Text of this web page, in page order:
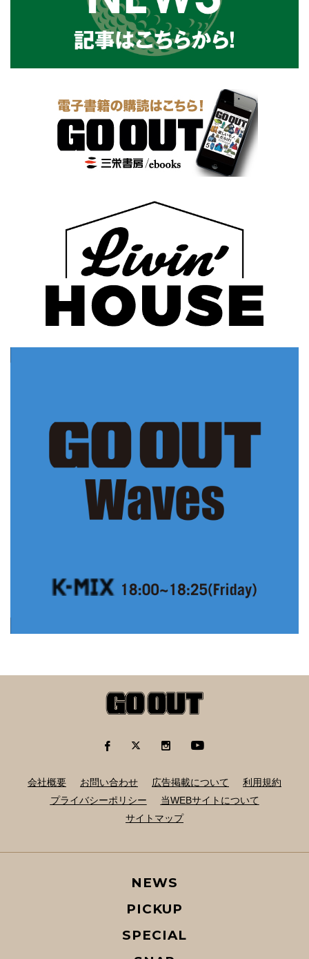
会社概要 お問い合わせ 広告掲載について
利用規約
プライバシーポリシー
当WEBサイトについて
サイトマップ
NEWS
PICKUP
SPECIAL